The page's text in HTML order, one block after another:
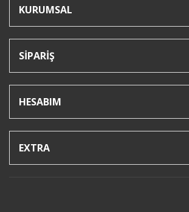
KURUMSAL
SİPARİŞ
HESABIM
EXTRA